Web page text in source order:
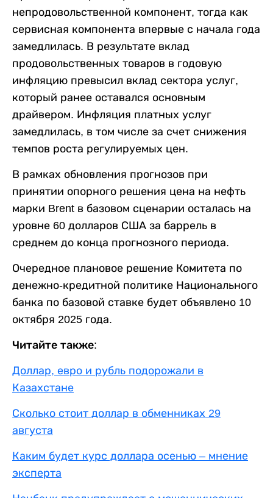
непродовольственной компонент, тогда как
сервисная компонента впервые с начала года
замедлилась. В результате вклад
продовольственных товаров в годовую
инфляцию превысил вклад сектора услуг,
который ранее оставался основным
драйвером. Инфляция платных услуг
замедлилась, в том числе за счет снижения
темпов роста регулируемых цен.
В рамках обновления прогнозов при
принятии опорного решения цена на нефть
марки Brent в базовом сценарии осталась на
уровне 60 долларов США за баррель в
среднем до конца прогнозного периода.
Очередное плановое решение Комитета по
денежно-кредитной политике Национального
банка по базовой ставке будет объявлено 10
октября 2025 года.
Читайте также:
Доллар, евро и рубль подорожали в
Казахстане
Сколько стоит доллар в обменниках 29
августа
Каким будет курс доллара осенью – мнение
эксперта